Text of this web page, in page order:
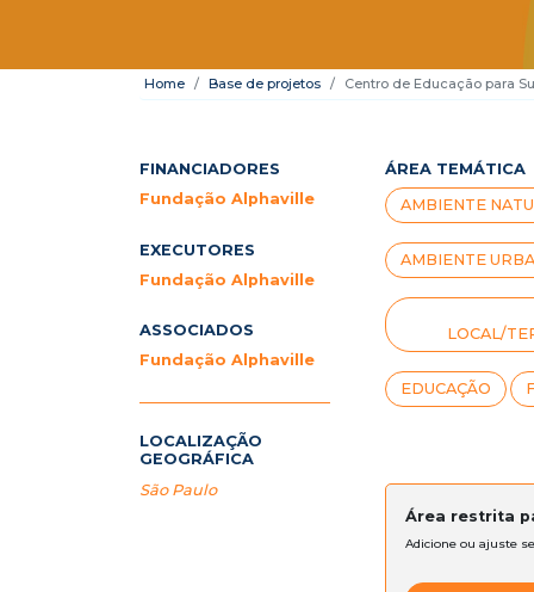
Home Base de projetos Centro de Educação para
FINANCIADORES
Fundação Alphaville
EXECUTORES
Fundação Alphaville
ASSOCIADOS
Fundação Alphaville
LOCALIZAÇÃO
GEOGRÁFICA
São Paulo
ÁREA TEMÁTICA
AMBIENTE
AMBIENTE
LOCAL/
EDUCAÇÃO
Área restrita
Adicione ou ajuste